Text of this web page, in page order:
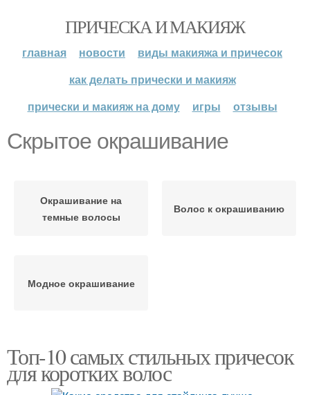
ПРИЧЕСКА И МАКИЯЖ
главная новости
виды макияжа и причесок
как делать прически и макияж
прически и макияж на дому
игры отзывы
Скрытое окрашивание
Окрашивание на
темные волосы
Волос к окрашиванию
Модное окрашивание
Топ-10 самых стильных причесок
для коротких волос